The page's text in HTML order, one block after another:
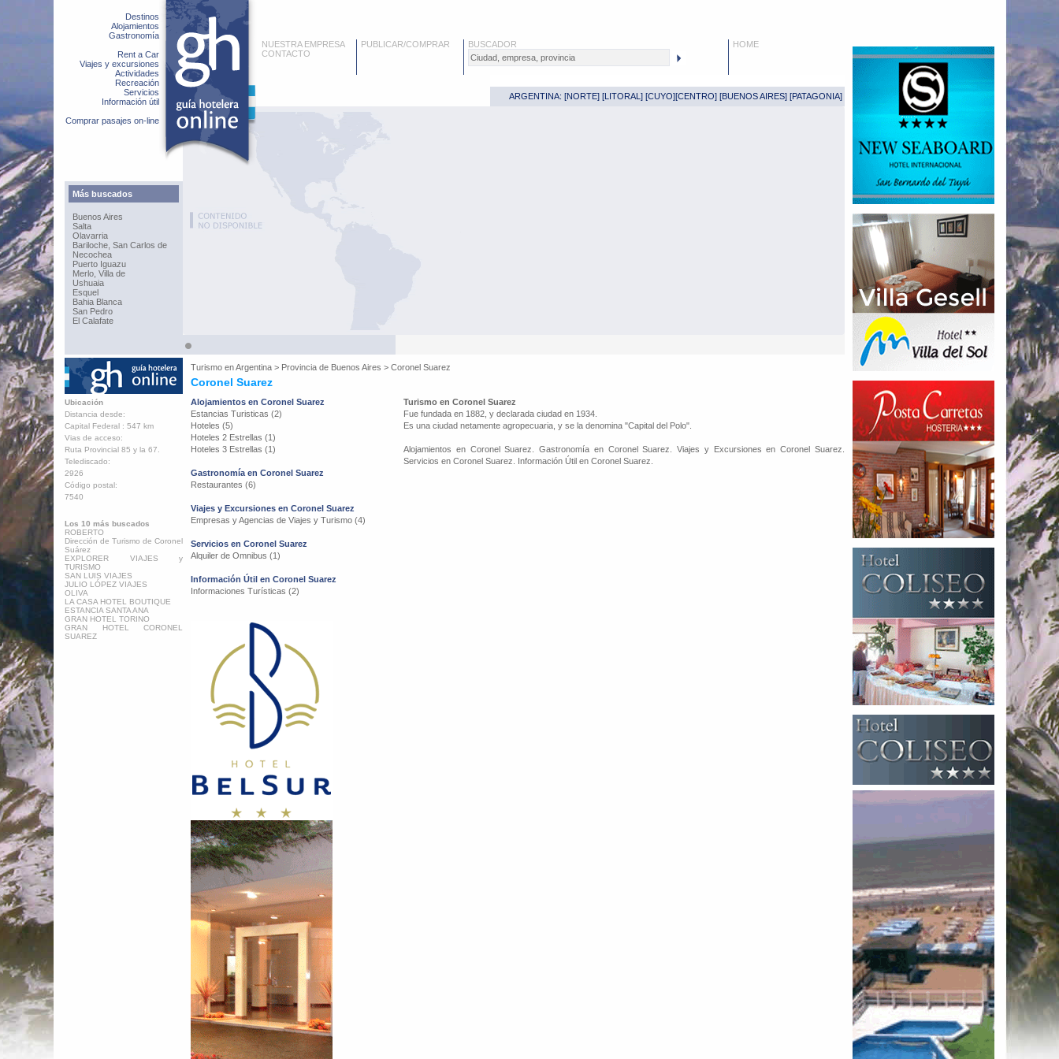
Destinos
Alojamientos
Gastronomía
Rent a Car
Viajes y excursiones
Actividades
Recreación
Servicios
Información útil
Comprar pasajes on-line
Más buscados
Buenos Aires
Salta
Olavarria
Bariloche, San Carlos de
Necochea
Puerto Iguazu
Merlo, Villa de
Ushuaia
Esquel
Bahia Blanca
San Pedro
El Calafate
NUESTRA EMPRESA
CONTACTO
PUBLICAR/COMPRAR BUSCADOR HOME
ARGENTINA: [NORTE] [LITORAL ] [CUYO][CENTRO] [BUENOS AIRES] [PATAGONIA]
Turismo enArgentina > Provincia de Buenos Aires > Coronel Suarez
Coronel Suarez
Ubicación
Distancia desde:
Capital Federal : 547 km
Vias de acceso:
Ruta Provincial 85 y la 67.
Telediscado:
2926
Código postal:
7540
Los 10 más buscados
ROBERTO
Dirección de Turismo de Coronel
Suárez
EXPLORER VIAJES y
TURISMO
SAN LUIS VIAJES
JULIO LÓPEZ VIAJES
OLIVA
LA CASA HOTEL BOUTIQUE
ESTANCIA SANTA ANA
GRAN HOTEL TORINO
GRAN HOTEL CORONEL
SUAREZ
Alojamientos en Coronel Suarez
Estancias Turisticas (2)
Hoteles (5)
Hoteles 2 Estrellas (1)
Hoteles 3 Estrellas (1)
Gastronomía en Coronel Suarez
Restaurantes (6)
Viajes y Excursiones en Coronel Suarez
Empresas y Agencias de Viajes y Turismo (4)
Servicios en Coronel Suarez
Alquiler de Omnibus (1)
Información Útil en Coronel Suarez
Informaciones Turísticas (2)
Turismo en Coronel Suarez
Fue fundada en 1882, y declarada ciudad en 1934.
Es una ciudad netamente agropecuaria, y se la denomina "Capital del Polo".
Alojamientos en Coronel Suarez. Gastronomía en Coronel Suarez. Viajes y Excursiones en Coronel Suarez.
Servicios en Coronel Suarez. Información Útil en Coronel Suarez.